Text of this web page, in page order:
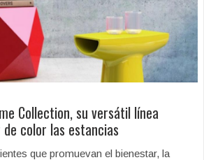
Collection, su versátil línea
color las estancias
que promuevan el bienestar, la